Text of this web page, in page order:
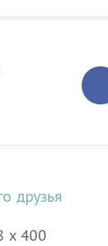
x 400